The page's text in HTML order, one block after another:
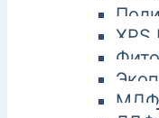
МДФ